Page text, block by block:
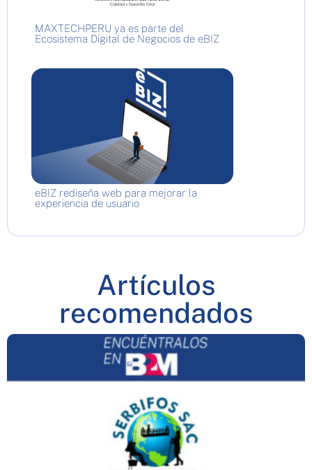
MAXTECHPERU ya es parte del
Ecosistema Digital de Negocios de eBIZ
eBIZ rediseña web para mejorar la
experiencia de usuario
Artículos
recomendados